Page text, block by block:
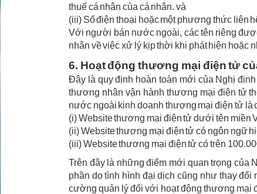
thuế cá nhân của cá nhân. và
(iii) Số điện thoại hoặc một phương thức liên
Với người bán nước ngoài, các tên riêng
nhân về việc xử lý kịp thời khi phát hiện hoặc
6. Hoạt động thương mại điện tử
Đây là quy định hoàn toàn mới của Nghị
thương nhân vận hành thương mại điện tử
nước ngoài kinh doanh thương mại điện tử là
(i) Website thương mại điện tử dưới tên miền
(ii) Website thương mại điện tử có ngôn ngữ
(iii) Website thương mại điện tử có trên
Trên đây là những điểm mới quan trọng của
phần do tình hình đại dịch cũng như thay
cường quản lý đối với hoạt động thương mại